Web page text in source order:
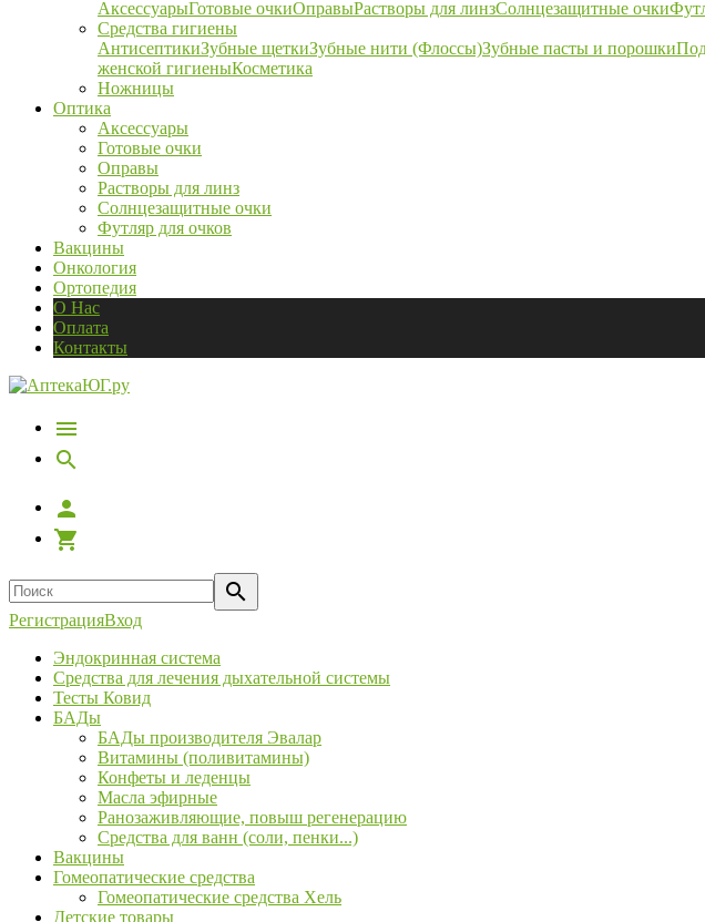
АксессуарыГотовые очкиОправыРастворы для линзСолнцезащитные очки
Средства гигиены
АнтисептикиЗубные щеткиЗубные нити (Флоссы)Зубные пасты и порошки
женской гигиеныКосметика
Ножницы
Оптика
Аксессуары
Готовые очки
Оправы
Растворы для линз
Солнцезащитные очки
Футляр для очков
Вакцины
Онкология
Ортопедия
О Нас
Оплата
Контакты
РегистрацияВход
Эндокринная система
Средства для лечения дыхательной системы
Тесты Ковид
БАДы
БАДы производителя Эвалар
Витамины (поливитамины)
Конфеты и леденцы
Масла эфирные
Ранозаживляющие, повыш регенерацию
Средства для ванн (соли, пенки...)
Вакцины
Гомеопатические средства
Гомеопатические средства Хель
Детские товары